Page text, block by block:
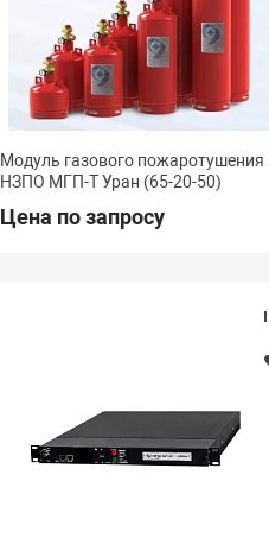
Модуль газового пожаротушения
НЗПО МГП-Т Уран (65-20-50)
Цена по запросу